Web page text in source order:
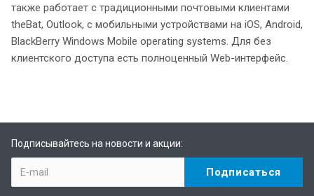
также работает с традиционными почтовыми клиентами
theBat, Outlook, с мобильными устройствами на iOS, Android,
BlackBerry Windows Mobile operating systems. Для без
клиентского доступа есть полноценный Web-интерфейс.
Подписывайтесь на новости и акции: